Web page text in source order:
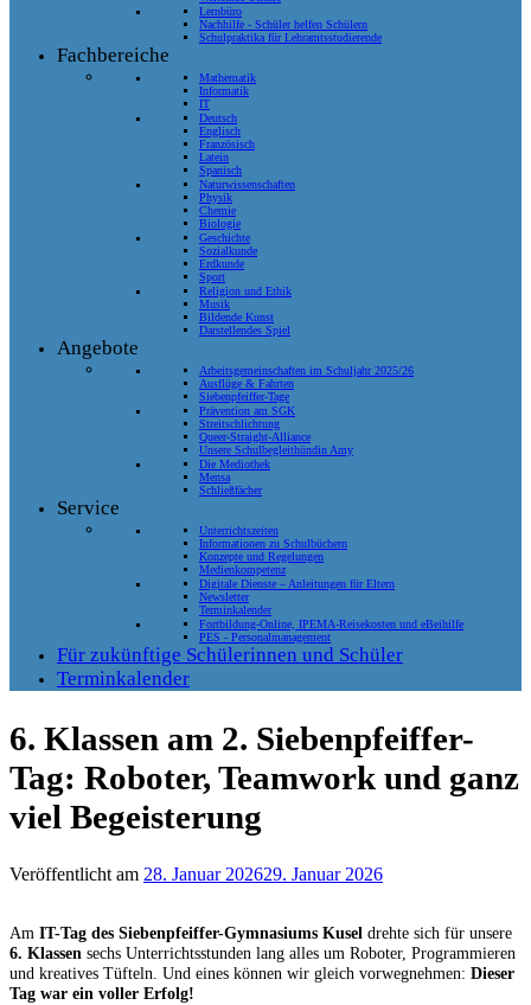
Lernbüro
Nachhilfe - Schüler helfen Schülern
Schulpraktika für Lehramtsstudierende
Fachbereiche
Mathematik
Informatik
IT
Deutsch
Englisch
Französisch
Latein
Spanisch
Naturwissenschaften
Physik
Chemie
Biologie
Geschichte
Sozialkunde
Erdkunde
Sport
Religion und Ethik
Musik
Bildende Kunst
Darstellendes Spiel
Angebote
Arbeitsgemeinschaften im Schuljahr 2025/26
Ausflüge & Fahrten
Siebenpfeiffer-Tage
Prävention am SGK
Streitschlichtung
Queer-Straight-Alliance
Unsere Schulbegleithündin Amy
Die Mediothek
Mensa
Schließfächer
Service
Unterrichtszeiten
Informationen zu Schulbüchern
Konzepte und Regelungen
Medienkompetenz
Digitale Dienste – Anleitungen für Eltern
Newsletter
Terminkalender
Fortbildung-Online, IPEMA-Reisekosten und eBeihilfe
PES - Personalmanagement
Für zukünftige Schülerinnen und Schüler
Terminkalender
6. Klassen am 2. Siebenpfeiffer-
Tag: Roboter, Teamwork und ganz
viel Begeisterung
Veröffentlicht am 28. Januar 202629. Januar 2026
Am IT-Tag des Siebenpfeiffer-Gymnasiums Kusel drehte sich für unsere
6. Klassen sechs Unterrichtsstunden lang alles um Roboter, Programmieren
und kreatives Tüfteln. Und eines können wir gleich vorwegnehmen: Dieser
Tag war ein voller Erfolg!